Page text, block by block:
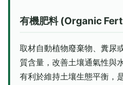
有機肥料 (Organic
取材自動植物廢棄物、糞尿
質含量，改善土壤通氣性與
有利於維持土壤生態平衡，